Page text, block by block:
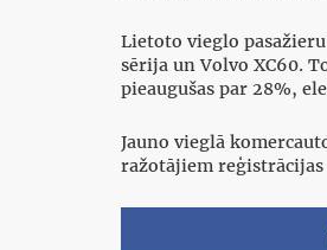
Lietoto vieglo
sērija un Volvo XC60.
pieaugušas par 28%,
Jauno vieglā
ražotājiem